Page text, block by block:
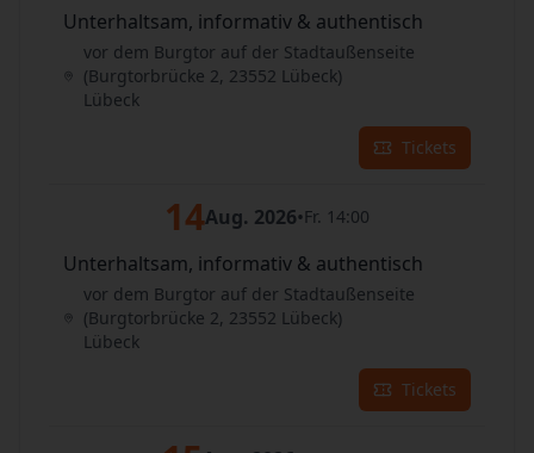
Unterhaltsam, informativ & authentisch
vor dem Burgtor auf der Stadtaußenseite
(Burgtorbrücke 2, 23552 Lübeck)
Lübeck
Tickets
14Aug. 2026•Fr. 14:00
Unterhaltsam, informativ & authentisch
vor dem Burgtor auf der Stadtaußenseite
(Burgtorbrücke 2, 23552 Lübeck)
Lübeck
Tickets